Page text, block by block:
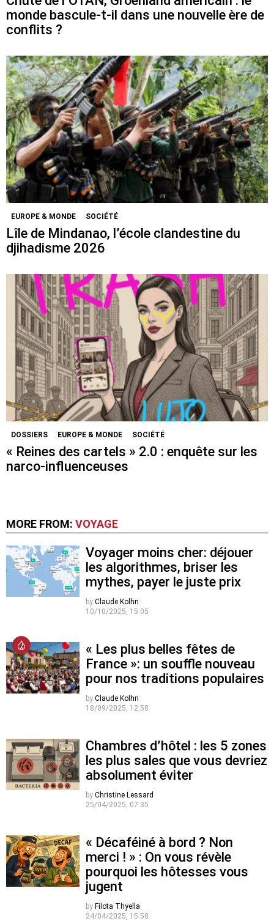
monde bascule-t-il dans une nouvelle ère de
conflits ?
EUROPE & MONDE SOCIÉTÉ
Lîle de Mindanao, l’école clandestine du
djihadisme 2026
DOSSIERS EUROPE & MONDE SOCIÉTÉ
« Reines des cartels » 2.0 : enquête sur les
narco-influenceuses
MORE FROM: VOYAGE
Voyager moins cher: déjouer
les algorithmes, briser les
mythes, payer le juste prix
by Claude Kolhn
10/10/2025, 15:05
« Les plus belles fêtes de
France »: un souffle nouveau
pour nos traditions populaires
by Claude Kolhn
18/09/2025, 12:58
Chambres d’hôtel : les 5 zones
les plus sales que vous devriez
absolument éviter
by Christine Lessard
25/04/2025, 07:35
« Décaféiné à bord ? Non
merci ! » : On vous révèle
pourquoi les hôtesses vous
jugent
by Filota Thyella
24/04/2025, 15:58